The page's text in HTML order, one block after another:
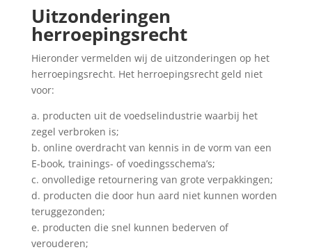
Uitzonderingen
herroepingsrecht
Hieronder vermelden wij de uitzonderingen op het
herroepingsrecht. Het herroepingsrecht geld niet
voor:
a. producten uit de voedselindustrie waarbij het
zegel verbroken is;
b. online overdracht van kennis in de vorm van een
E-book, trainings- of voedingsschema’s;
c. onvolledige retournering van grote verpakkingen;
d. producten die door hun aard niet kunnen worden
teruggezonden;
e. producten die snel kunnen bederven of
verouderen;